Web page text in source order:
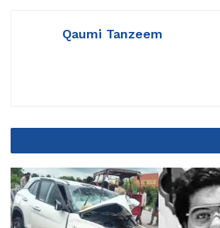
Qaumi Tanzeem